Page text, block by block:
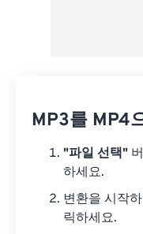
MP3를 MP4
"파일 선택"
하세요.
변환을 시작
릭하세요.